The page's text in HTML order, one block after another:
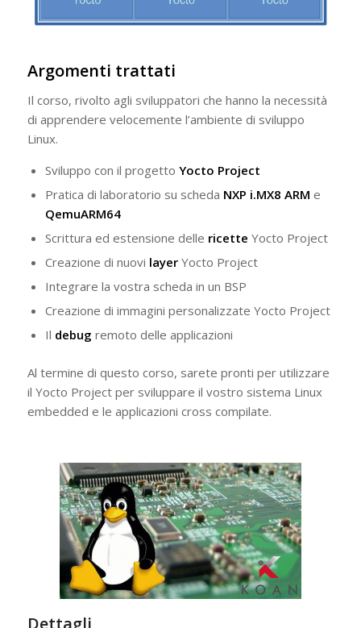
Argomenti trattati
Il corso, rivolto agli sviluppatori che hanno la necessità
di apprendere velocemente l’ambiente di sviluppo
Linux.
Sviluppo con il progetto Yocto Project
Pratica di laboratorio su scheda NXP i.MX8 ARM e
QemuARM64
Scrittura ed estensione delle ricette Yocto Project
Creazione di nuovi layerYocto Project
Integrare la vostra scheda in un BSP
Creazione di immagini personalizzate Yocto Project
Il debug remoto delle applicazioni
Al termine di questo corso, sarete pronti per utilizzare
il Yocto Project per sviluppare il vostro sistema Linux
embedded e le applicazioni cross compilate.